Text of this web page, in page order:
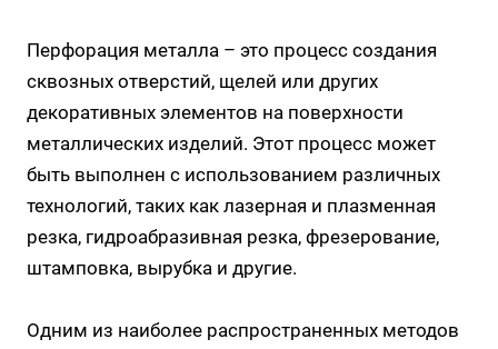
Перфорация металла – это процесс создания
сквозных отверстий, щелей или других
декоративных элементов на поверхности
металлических изделий. Этот процесс может
быть выполнен с использованием различных
технологий, таких как лазерная и плазменная
резка, гидроабразивная резка, фрезерование,
штамповка, вырубка и другие.
Одним из наиболее распространенных методов